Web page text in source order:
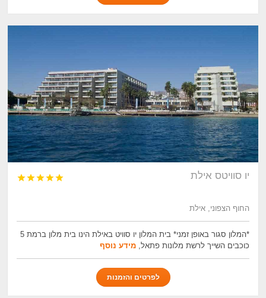
יו‏ סוויטס אילת 




החוף הצפוני, אילת
*המלון סגור באופן זמני* בית המלון יו סוויט באילת הינו בית מלון ברמת 5
כוכבים השייך לרשת מלונות פתאל,מידע נוסף
לפרטים והזמנות